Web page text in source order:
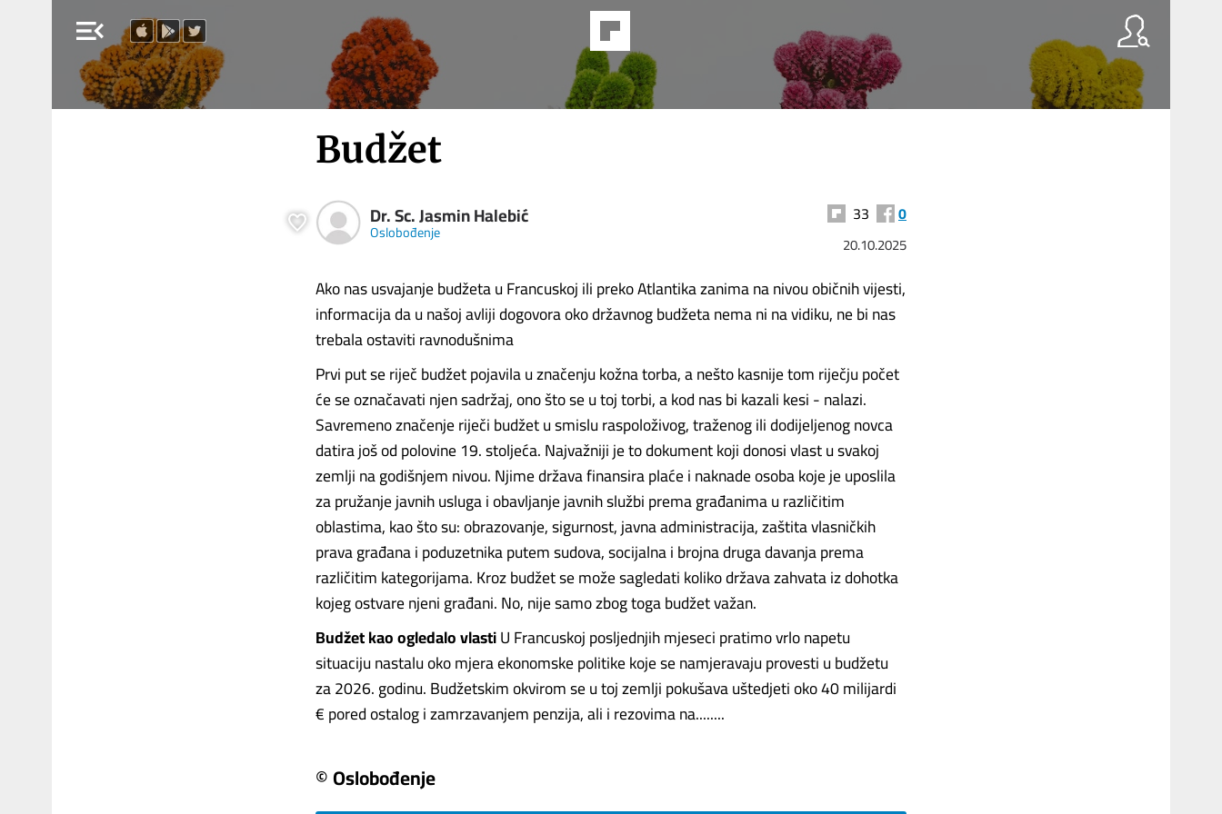
menu_open
Budžet
Dr. Sc. Jasmin Halebić
Oslobođenje
33 0
20.10.2025
Ako nas usvajanje budžeta u Francuskoj ili preko Atlantika zanima na nivou običnih vijesti,
informacija da u našoj avliji dogovora oko državnog budžeta nema ni na vidiku, ne bi nas
trebala ostaviti ravnodušnima
Prvi put se riječ budžet pojavila u značenju kožna torba, a nešto kasnije tom riječju počet
će se označavati njen sadržaj, ono što se u toj torbi, a kod nas bi kazali kesi - nalazi.
Savremeno značenje riječi budžet u smislu raspoloživog, traženog ili dodijeljenog novca
datira još od polovine 19. stoljeća. Najvažniji je to dokument koji donosi vlast u svakoj
zemlji na godišnjem nivou. Njime država finansira plaće i naknade osoba koje je uposlila
za pružanje javnih usluga i obavljanje javnih službi prema građanima u različitim
oblastima, kao što su: obrazovanje, sigurnost, javna administracija, zaštita vlasničkih
prava građana i poduzetnika putem sudova, socijalna i brojna druga davanja prema
različitim kategorijama. Kroz budžet se može sagledati koliko država zahvata iz dohotka
kojeg ostvare njeni građani. No, nije samo zbog toga budžet važan.
Budžet kao ogledalo vlastiU Francuskoj posljednjih mjeseci pratimo vrlo napetu
situaciju nastalu oko mjera ekonomske politike koje se namjeravaju provesti u budžetu
za 2026. godinu. Budžetskim okvirom se u toj zemlji pokušava uštedjeti oko 40 milijardi
€ pored ostalog i zamrzavanjem penzija, ali i rezovima na........
© Oslobođenje